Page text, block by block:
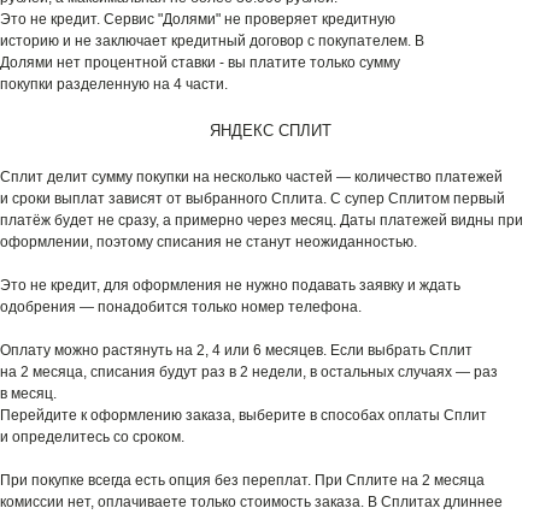
Это не кредит. Сервис "Долями" не проверяет кредитную
историю и не заключает кредитный договор с покупателем. В
Долями нет процентной ставки - вы платите только сумму
покупки разделенную на 4 части.
ЯНДЕКС СПЛИТ
Сплит делит сумму покупки на несколько частей — количество платежей
и сроки выплат зависят от выбранного Сплита. С супер Сплитом первый
платёж будет не сразу, а примерно через месяц. Даты платежей видны при
оформлении, поэтому списания не станут неожиданностью.
Это не кредит, для оформления не нужно подавать заявку и ждать
одобрения — понадобится только номер телефона.
Оплату можно растянуть на 2, 4 или 6 месяцев. Если выбрать Сплит
на 2 месяца, списания будут раз в 2 недели, в остальных случаях — раз
в месяц.
Перейдите к оформлению заказа, выберите в способах оплаты Сплит
и определитесь со сроком.
При покупке всегда есть опция без переплат. При Сплите на 2 месяца
комиссии нет, оплачиваете только стоимость заказа. В Сплитах длиннее